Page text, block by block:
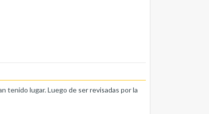
tenido lugar. Luego de ser revisadas por la